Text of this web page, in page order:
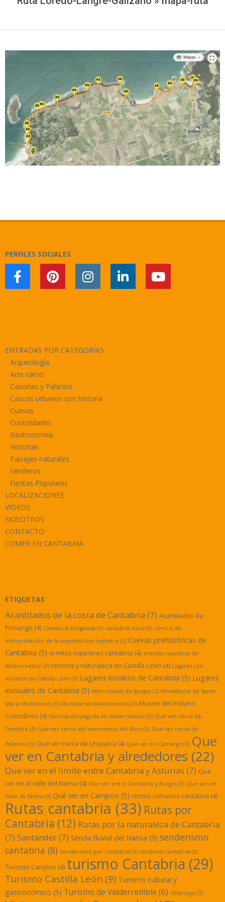
PERFILES SOCIALES
ENTRADAS POR CATEGORÍAS
Arqueología
Arte sacro
Casonas y Palacios
Cascos urbanos con historia
Cuevas
Curiosidades
Gastronomía
Historias
Paisajes naturales
Senderos
Fiestas Populares
LOCALIZACIONES
VÍDEOS
NOSOTROS
CONTACTO
COMER EN CANTABRIA
ETIQUETAS
Acantilados de la costa de Cantabria (7) Acantilados de
Pimiango (4) Cantabria burgalesa (3) cantabria rural (3) Centro de
interpretación de la arquitectura rupestre (3) Cuevas prehistóricas de
Cantabria (5) ermitas rupestres cantabria (4) ermitas rupestres de
Valderredible (3) Historia y naturaleza en Castilla León (4) Lugares con
encanto en Castilla Leon (3) Lugares insolitos de Cantabria (5) Lugares
inusuales de Cantabria (5) Merindades de Burgos (3) Monasterio de Santa
Maria de Rioseco (3) Monasterios abandonados (3) Museo del Indiano
Colombres (4) Necrópolis visigoda en valderredible (3) Que ver cerca de
Fontibre (3) Que ver cerca del nacimiento del Ebro (3) Que ver cerca de
Palencia (3) Que ver cerca de Unquera (4) Que ver en Camargo (3) Que
ver en Cantabria y alrededores (22)
Que ver en el limite entre Cantabria y Asturias (7) Que
ver en el valle del Nansa (4) Que ver entre Cantabria y Burgos (3) Que ver en
Valle de Miera (3) Qué ver en Campoo (5) restos romanos cantabria (4)
Rutas cantabria (33) Rutas por
Cantabria (12) Rutas por la naturaleza de Cantabria
(7) Santander(7) Senda fluvial del Nansa (5) senderismo
cantabria (8) Senderismo por Cantabria (3) senderos cantabria (3)
Turismo Campoo (4) turismo Cantabria (29)
Turismo Castilla León (9) Turismo cultural y
gastronómico (5) Turismo de Valderredible (6) Villarcayo (3)